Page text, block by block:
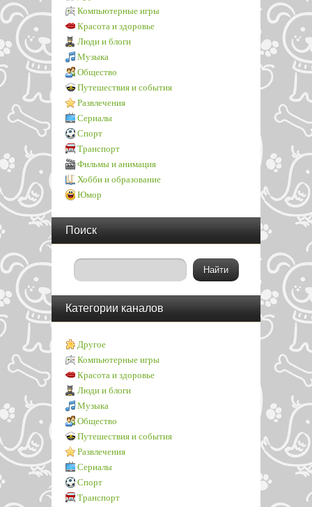
Компьютерные игры
Красота и здоровье
Люди и блоги
Музыка
Общество
Путешествия и события
Развлечения
Сериалы
Спорт
Транспорт
Фильмы и анимация
Хобби и образование
Юмор
Поиск
Категории каналов
Другое
Компьютерные игры
Красота и здоровье
Люди и блоги
Музыка
Общество
Путешествия и события
Развлечения
Сериалы
Спорт
Транспорт